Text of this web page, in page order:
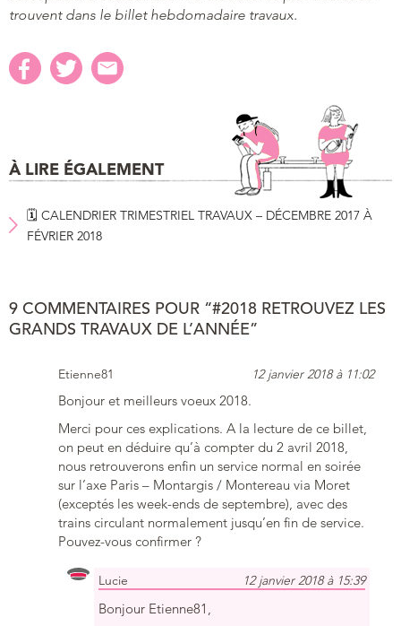
trouvent dans le billet hebdomadaire travaux.
À LIRE ÉGALEMENT
🗓 CALENDRIER TRIMESTRIEL TRAVAUX – DÉCEMBRE 2017 À
FÉVRIER 2018
9 COMMENTAIRES POUR “#2018 RETROUVEZ LES
GRANDS TRAVAUX DE L’ANNÉE”
Etienne81 12 janvier 2018 à 11:02
Bonjour et meilleurs voeux 2018.
Merci pour ces explications. A la lecture de ce billet,
on peut en déduire qu’à compter du 2 avril 2018,
nous retrouverons enfin un service normal en soirée
sur l’axe Paris – Montargis / Montereau via Moret
(exceptés les week-ends de septembre), avec des
trains circulant normalement jusqu’en fin de service.
Pouvez-vous confirmer ?
Lucie 12 janvier 2018 à 15:39
Bonjour Etienne81,